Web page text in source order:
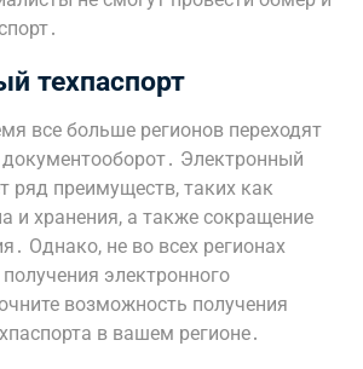
техпаспорт
все больше регионов переходят
Электронный
ряд преимуществ, таких как
и хранения, а также сокращение
Однако, не во всех регионах
электронного
возможность получения
в вашем регионе․